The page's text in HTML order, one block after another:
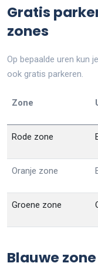
Gratis
zones
Op bepaalde uren kun
ook gratis parkeren.
Zone
Rode zone
Oranje zone
Groene zone
Blauwe